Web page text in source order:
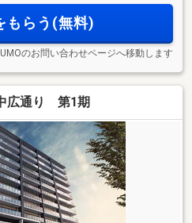
。
もらう(無料)
のお問い合わせページへ移動します
広通り 第1期